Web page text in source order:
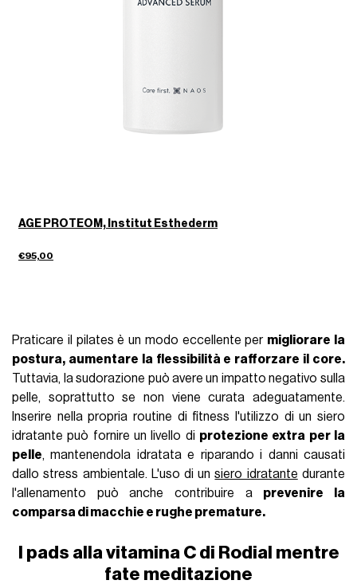
AGE PROTEOM, Institut Esthederm
€95,00
Praticare il pilates è un modo eccellente per migliorare la
postura, aumentare la flessibilità e rafforzare il core.
Tuttavia, la sudorazione può avere un impatto negativo sulla
pelle, soprattutto se non viene curata adeguatamente.
Inserire nella propria routine di fitness l'utilizzo di un siero
idratante può fornire un livello di protezione extra per la
pelle, mantenendola idratata e riparando i danni causati
dallo stress ambientale. L'uso di unsiero idratante durante
l'allenamento può anche contribuire a prevenire la
comparsa di macchie e rughe premature.
I pads alla vitamina C di Rodial mentre
fate meditazione